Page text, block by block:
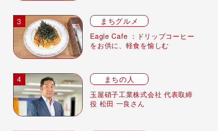
まちグルメ
Eagle Cafe ：ドリップコーヒー
をお供に、軽食を愉しむ
まちの人
玉屋硝子工業株式会社 代表取締
役 松田 一良さん